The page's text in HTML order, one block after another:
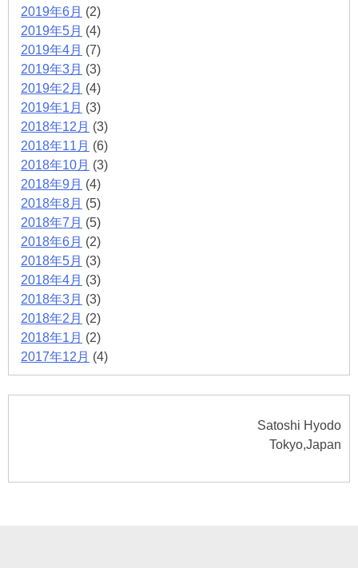
2019年6月 (2)
2019年5月 (4)
2019年4月 (7)
2019年3月 (3)
2019年2月 (4)
2019年1月 (3)
2018年12月 (3)
2018年11月 (6)
2018年10月 (3)
2018年9月 (4)
2018年8月 (5)
2018年7月 (5)
2018年6月 (2)
2018年5月 (3)
2018年4月 (3)
2018年3月 (3)
2018年2月 (2)
2018年1月 (2)
2017年12月 (4)
Satoshi Hyodo
Tokyo,Japan